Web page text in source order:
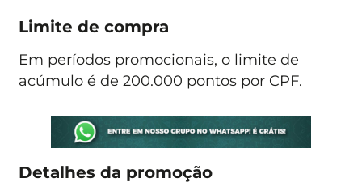
Limite de compra
Em períodos promocionais, o limite de
acúmulo é de 200.000 pontos por CPF.
Detalhes da promoção